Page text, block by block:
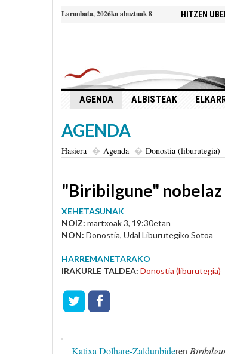
Larunbata, 2026ko abuztuak 8 HITZEN
AGENDA ALBISTEAK
AGENDA
Hasiera Agenda Donostia (liburutegia)
"Biribilgune" nobelaz
XEHETASUNAK
NOIZ: martxoak 3, 19:30etan
NON: Donostia, Udal Liburutegiko Sotoa
HARREMANETARAKO
IRAKURLE TALDEA: Donostia (liburutegia)
Katixa Dolhare-Zaldunbideren